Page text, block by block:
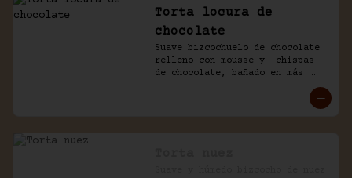
Torta locura de
chocolate
Suave bizcochuelo de chocolate
relleno con mousse y  chispas
de chocolate, bañado en más